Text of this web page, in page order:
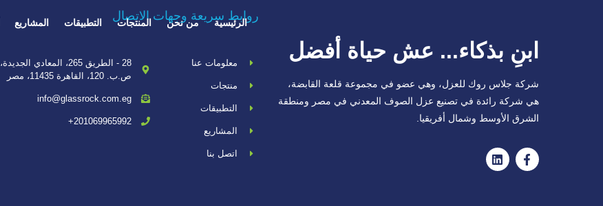
الرئيسية من نحن المنتجات التطبيقات المشاريع
ابنِ بذكاء... عش حياة أفضل
شركة جلاس روك للعزل، وهي عضو في مجموعة قلعة القابضة،
هي شركة رائدة في تصنيع عزل الصوف المعدني في مصر ومنطقة
الشرق الأوسط وشمال أفريقيا.
روابط سريعة وجهات الاتصال
معلومات عنا
منتجات
التطبيقات
المشاريع
اتصل بنا
28 - الطريق 265، المعادي الجديدة،
ص.ب. 120، القاهرة 11435، مصر
info@glassrock.com.eg
201069965992+